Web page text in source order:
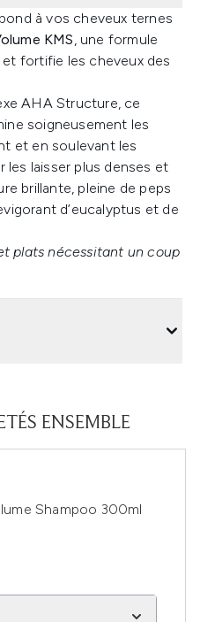
à vos cheveux ternes
KMS, une formule
fortifie les cheveux des
AHA Structure, ce
soigneusement les
et en soulevant les
les laisser plus denses et
brillante, pleine de peps
d’eucalyptus et de
plats nécessitant un coup
ENSEMBLE
Shampoo 300ml